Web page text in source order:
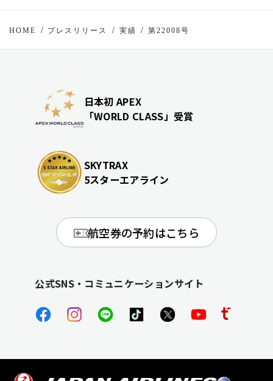
HOME プレスリリース 実績 第22008号
日本初 APEX
「WORLD CLASS」受賞
SKYTRAX
5スターエアライン
航空券の予約はこちら
公式SNS・コミュニケーションサイト